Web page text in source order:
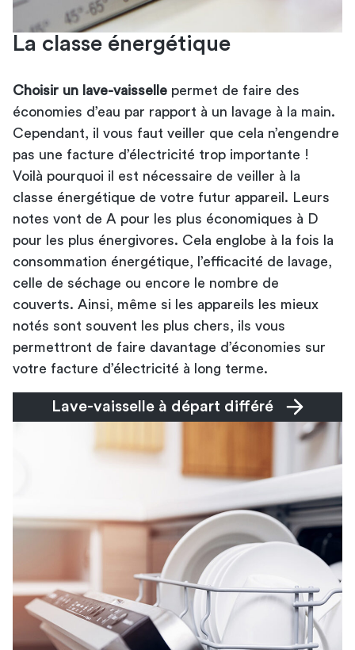
La classe énergétique
Choisir un lave-vaisselle permet de faire des
économies d’eau par rapport à un lavage à la main.
Cependant, il vous faut veiller que cela n’engendre
pas une facture d’électricité trop importante !
Voilà pourquoi il est nécessaire de veiller à la
classe énergétique de votre futur appareil. Leurs
notes vont de A pour les plus économiques à D
pour les plus énergivores. Cela englobe à la fois la
consommation énergétique, l’efficacité de lavage,
celle de séchage ou encore le nombre de
couverts. Ainsi, même si les appareils les mieux
notés sont souvent les plus chers, ils vous
permettront de faire davantage d’économies sur
votre facture d’électricité à long terme.
Lave-vaisselle à départ différé